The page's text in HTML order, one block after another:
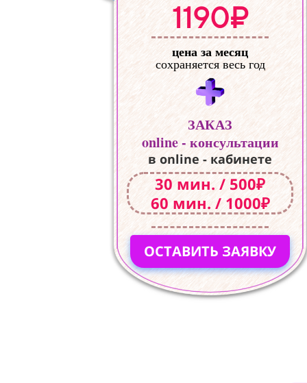
1190₽
цена за месяц
сохраняется весь год
ЗАКАЗ
online - консультации
в online - кабинете
30 мин. / 500₽
60 мин. / 1000₽
ОСТАВИТЬ ЗАЯВКУ